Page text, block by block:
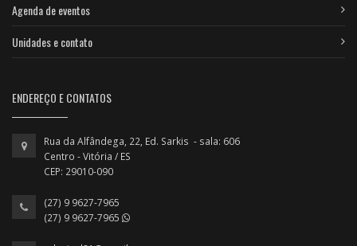
Agenda de eventos
Unidades e contato
ENDEREÇO E CONTATOS
Rua da Alfândega, 22, Ed. Sarkis - sala: 606
Centro - Vitória / ES
CEP: 29010-090
(27) 9 9627-7965
(27) 9 9627-7965